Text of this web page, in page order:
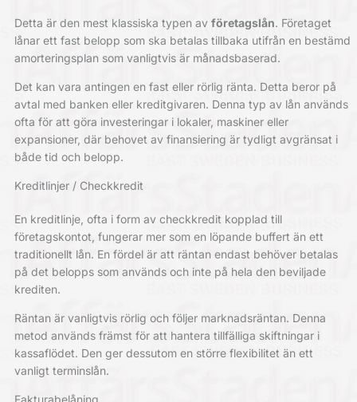
Detta är den mest klassiska typen av företagslån. Företaget
lånar ett fast belopp som ska betalas tillbaka utifrån en bestämd
amorteringsplan som vanligtvis är månadsbaserad.
Det kan vara antingen en fast eller rörlig ränta. Detta beror på
avtal med banken eller kreditgivaren. Denna typ av lån används
ofta för att göra investeringar i lokaler, maskiner eller
expansioner, där behovet av finansiering är tydligt avgränsat i
både tid och belopp.
Kreditlinjer / Checkkredit
En kreditlinje, ofta i form av checkkredit kopplad till
företagskontot, fungerar mer som en löpande buffert än ett
traditionellt lån. En fördel är att räntan endast behöver betalas
på det belopps som används och inte på hela den beviljade
krediten.
Räntan är vanligtvis rörlig och följer marknadsräntan. Denna
metod används främst för att hantera tillfälliga skiftningar i
kassaflödet. Den ger dessutom en större flexibilitet än ett
vanligt terminslån.
Fakturabelåning